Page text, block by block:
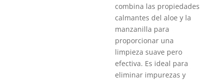
combina las propiedades
calmantes del aloe y la
manzanilla para
proporcionar una
limpieza suave pero
efectiva. Es ideal para
eliminar impurezas y